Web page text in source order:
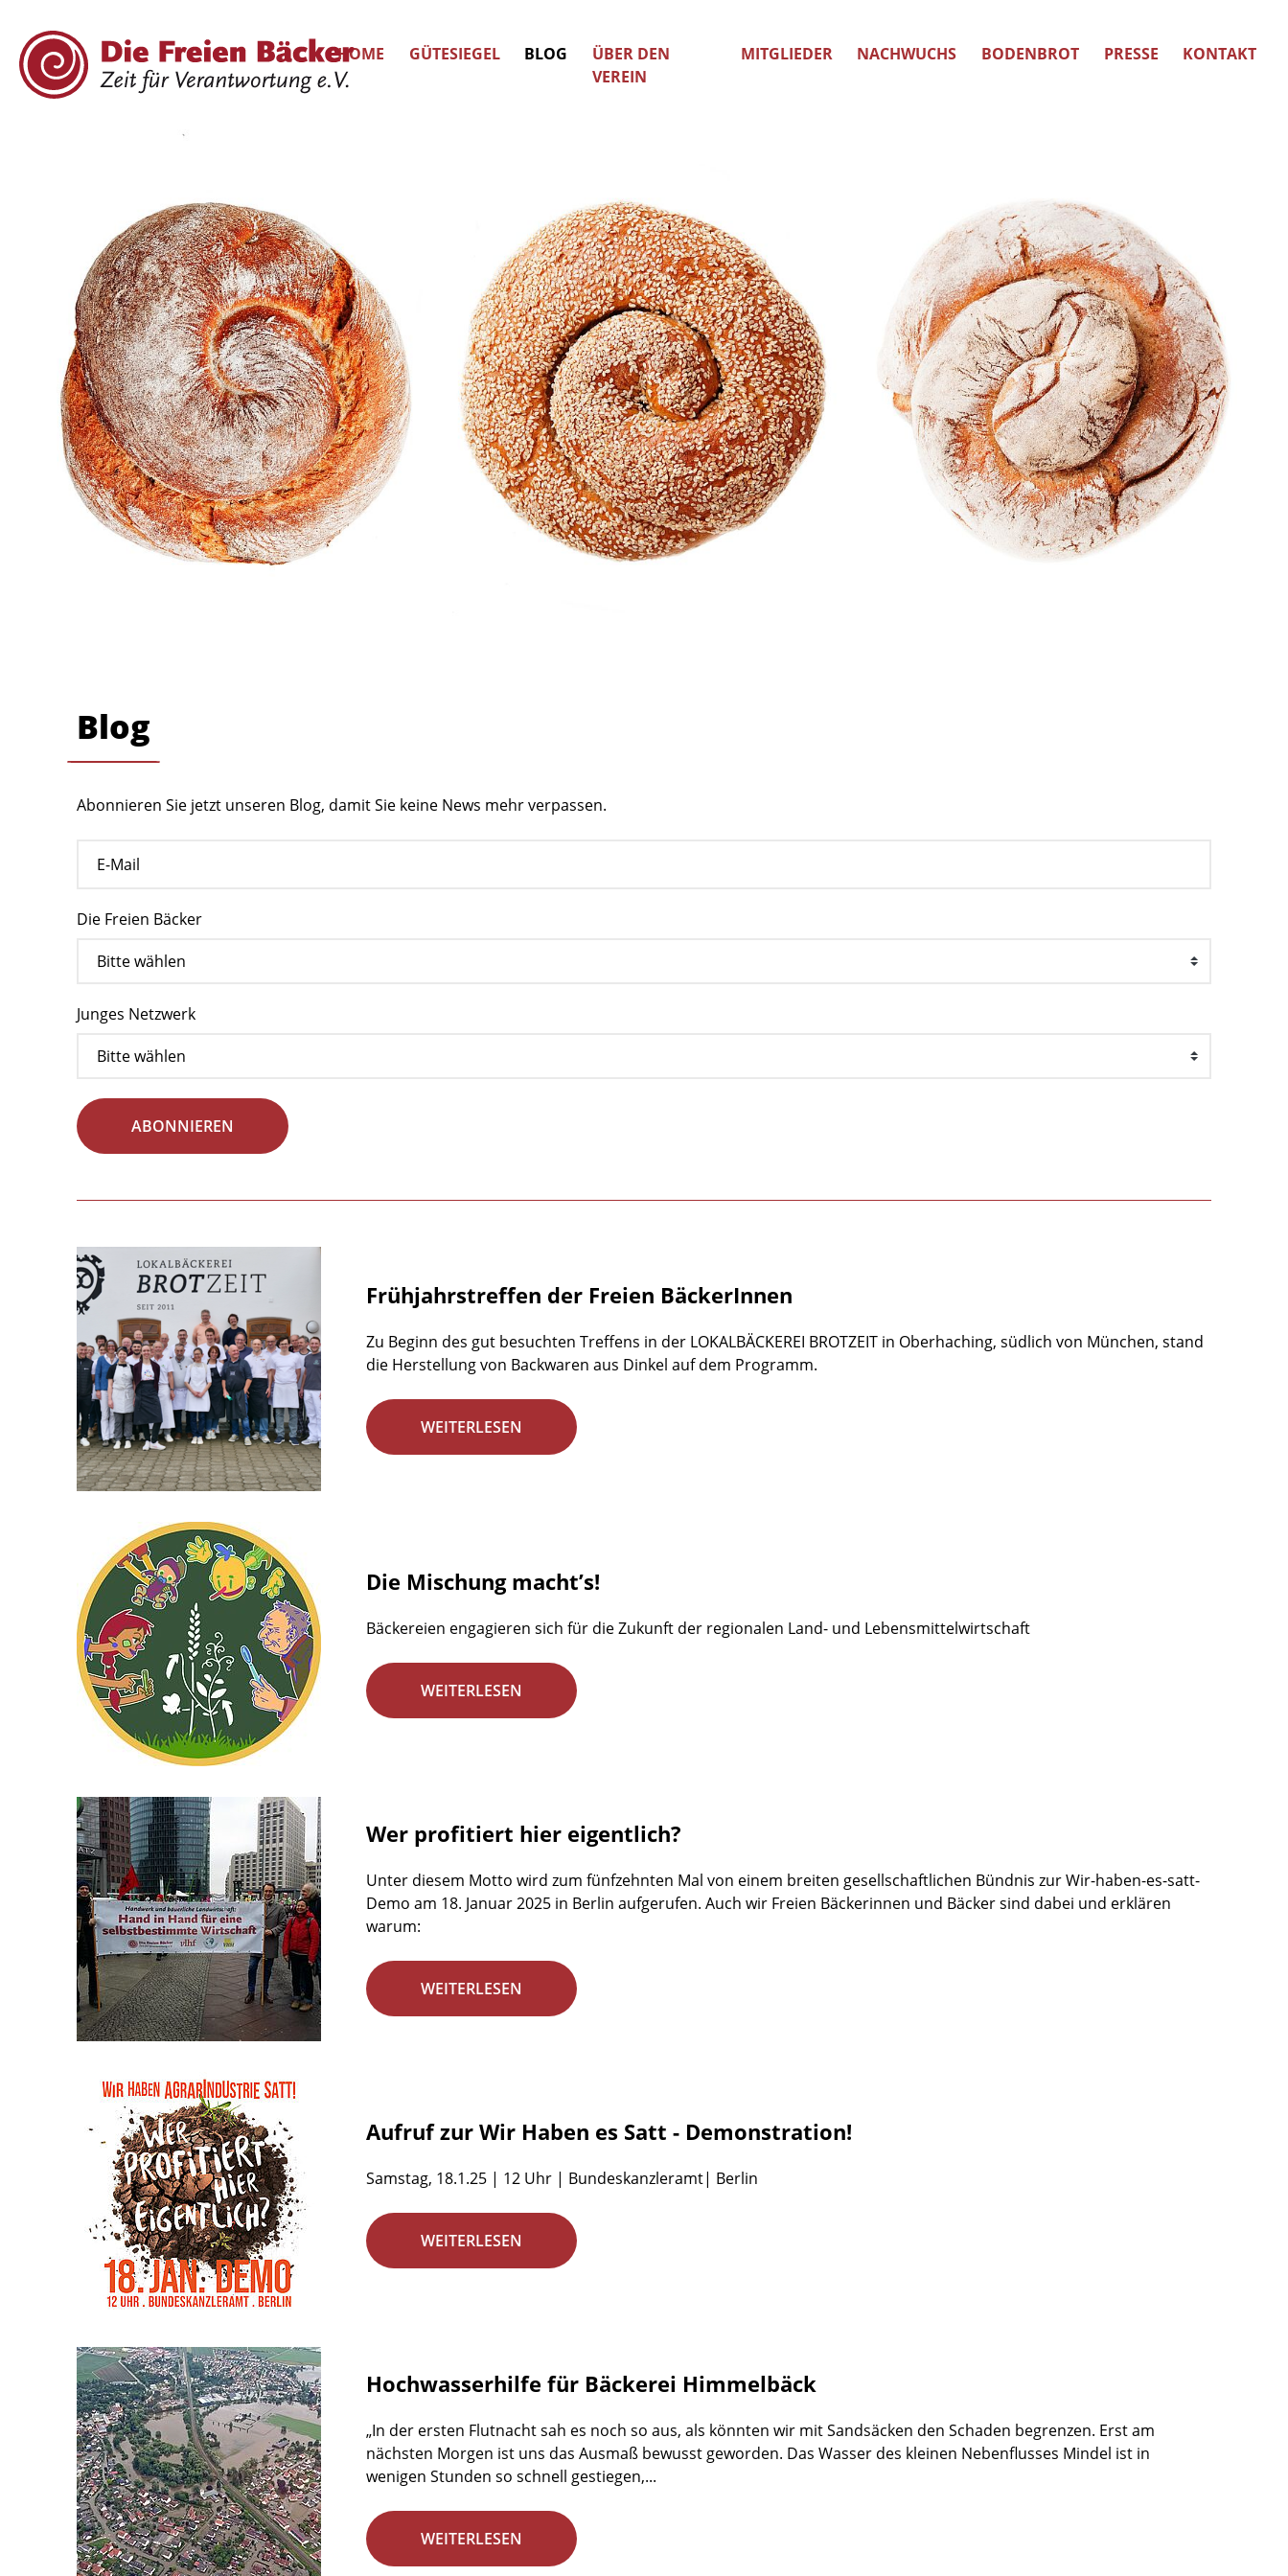
HOME GÜTESIEGEL BLOG
ÜBER DEN
VEREIN
MITGLIEDER NACHWUCHS BODENBROT PRESSE KONTAKT
Blog
Abonnieren Sie jetzt unseren Blog, damit Sie keine News mehr verpassen.
Die Freien Bäcker
Junges Netzwerk
ABONNIEREN
Frühjahrstreffen der Freien BäckerInnen
Zu Beginn des gut besuchten Treffens in der LOKALBÄCKEREI BROTZEIT in Oberhaching, südlich von München, stand
die Herstellung von Backwaren aus Dinkel auf dem Programm.
WEITERLESEN
Die Mischung macht’s!
Bäckereien engagieren sich für die Zukunft der regionalen Land- und Lebensmittelwirtschaft
WEITERLESEN
Wer profitiert hier eigentlich?
Unter diesem Motto wird zum fünfzehnten Mal von einem breiten gesellschaftlichen Bündnis zur Wir-haben-es-satt-
Demo am 18. Januar 2025 in Berlin aufgerufen. Auch wir Freien Bäckerinnen und Bäcker sind dabei und erklären
warum:
WEITERLESEN
Aufruf zur Wir Haben es Satt - Demonstration!
Samstag, 18.1.25 | 12 Uhr | Bundeskanzleramt| Berlin
WEITERLESEN
Hochwasserhilfe für Bäckerei Himmelbäck
„In der ersten Flutnacht sah es noch so aus, als könnten wir mit Sandsäcken den Schaden begrenzen. Erst am
nächsten Morgen ist uns das Ausmaß bewusst geworden. Das Wasser des kleinen Nebenflusses Mindel ist in
wenigen Stunden so schnell gestiegen,...
WEITERLESEN